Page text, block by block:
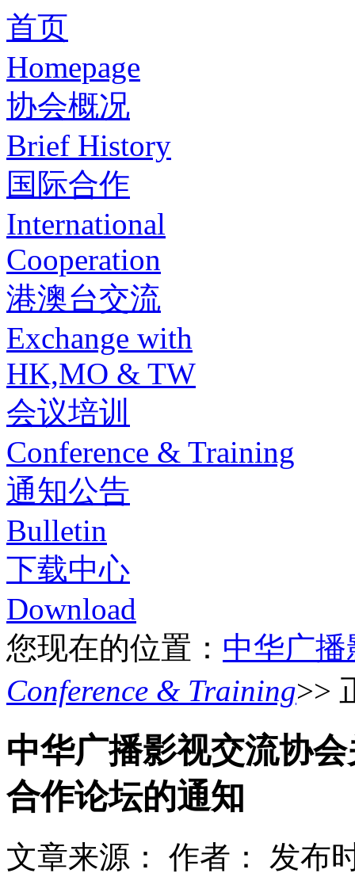
首页
Homepage
协会概况
Brief History
国际合作
International
Cooperation
港澳台交流
Exchange with
HK,MO & TW
会议培训
Conference & Training
通知公告
Bulletin
下载中心
Download
您现在的位置： 中华广
Conference & Training>>
中华广播影视交流协
合作论坛的通知
文章来源： 作者：
发布